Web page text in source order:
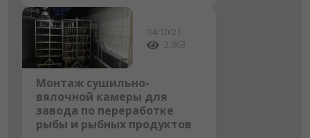
04/10/21
2,863
Монтаж сушильно-
вялочной камеры для
завода по переработке
рыбы и рыбных продуктов